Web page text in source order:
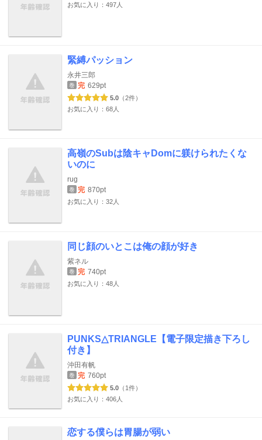
お気に入り：497人
緊縛パッション
永井三郎
巻 完 629pt
5.0 （2件）
お気に入り：68人
高嶺のSubは陰キャDomに躾けられたくな
いのに
rug
巻 完 870pt
お気に入り：32人
同じ顔のいとこは俺の顔が好き
紫ネル
巻 完 740pt
お気に入り：48人
PUNKS△TRIANGLE【電子限定描き下ろし
付き】
沖田有帆
巻 完 760pt
5.0 （1件）
お気に入り：406人
恋する僕らは胃腸が弱い